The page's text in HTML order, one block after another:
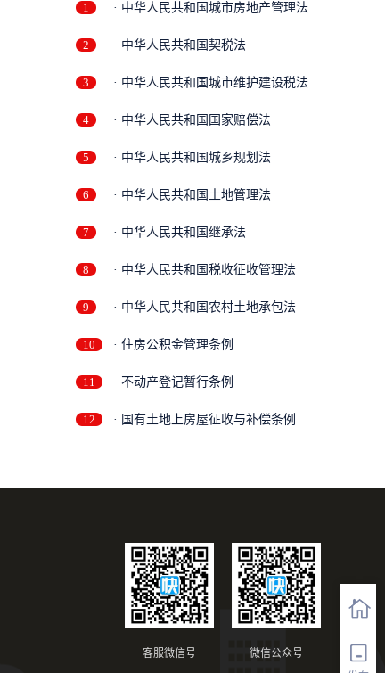
1 · 中华人民共和国城市房地产管理法
2 · 中华人民共和国契税法
3 · 中华人民共和国城市维护建设税法
4 · 中华人民共和国国家赔偿法
5 · 中华人民共和国城乡规划法
6 · 中华人民共和国土地管理法
7 · 中华人民共和国继承法
8 · 中华人民共和国税收征收管理法
9 · 中华人民共和国农村土地承包法
10 · 住房公积金管理条例
11 · 不动产登记暂行条例
12 · 国有土地上房屋征收与补偿条例
微信公众号
客服微信号